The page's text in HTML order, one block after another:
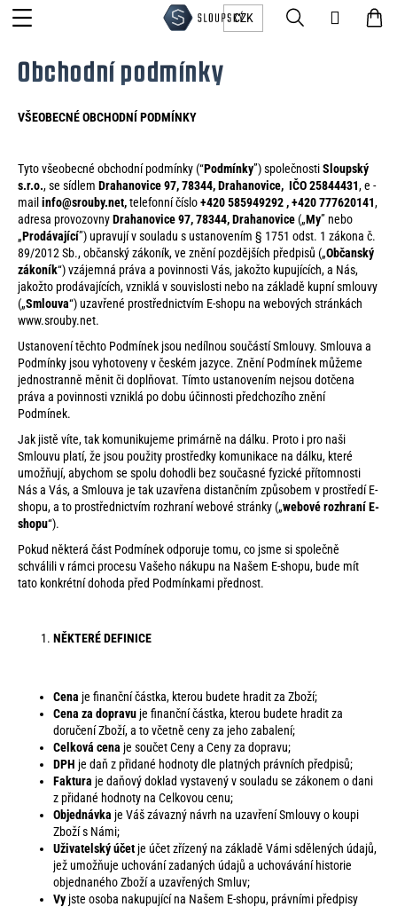
Přejít
Obchod
Spojovací
Fotovoltaika
Železářství,
stavba,
dům
AKCE
-
VÝPRODEJ
-
SLEVY
Služby
Svařování
Vysekávání
plechů
Ohýbání
plechů
Pálení
plechů
laserem
CNC
Soustružení
Kontakty
Měna
(CZK)
CZK
EUR
Přihlášení
CZK Hledat
Menu
Obchodní podmínky
VŠEOBECNÉ OBCHODNÍ PODMÍNKY
Tyto všeobecné obchodní podmínky (“Podmínky”) společnostiSloupský
s.r.o., se sídlem Drahanovice 97,78344, Drahanovice, IČO 25844431, e -
mail info@srouby.net,telefonní číslo+420 585949292 , +420 777620141,
adresa provozovnyDrahanovice 97,78344, Drahanovice („My” nebo
„Prodávající”) upravují v souladu s ustanovením § 1751 odst. 1 zákona č.
89/2012 Sb., občanský zákoník, ve znění pozdějších předpisů („Občanský
zákoník“) vzájemná práva a povinnosti Vás, jakožto kupujících, a Nás,
jakožto prodávajících, vzniklá v souvislosti nebo na základě kupní smlouvy
(„Smlouva“) uzavřené prostřednictvím E-shopu na webových stránkách
www.srouby.net.
Ustanovení těchto Podmínek jsou nedílnou součástí Smlouvy. Smlouva a
Podmínky jsou vyhotoveny v českém jazyce. Znění Podmínek můžeme
jednostranně měnit či doplňovat. Tímto ustanovením nejsou dotčena
práva a povinnosti vzniklá po dobu účinnosti předchozího znění
Podmínek.
Jak jistě víte, tak komunikujeme primárně na dálku. Proto i pro naši
Smlouvu platí, že jsou použity prostředky komunikace na dálku, které
umožňují, abychom se spolu dohodli bez současné fyzické přítomnosti
Nás a Vás, a Smlouva je tak uzavřena distančním způsobem v prostředí E-
shopu, a to prostřednictvím rozhraní webové stránky („webové rozhraní E-
shopu“).
Pokud některá část Podmínek odporuje tomu, co jsme si společně
schválili v rámci procesu Vašeho nákupu na Našem E-shopu, bude mít
tato konkrétní dohoda před Podmínkami přednost.
NĚKTERÉ DEFINICE
Cena je finanční částka, kterou budete hradit za Zboží;
Cena za dopravu je finanční částka, kterou budete hradit za
doručení Zboží, a to včetně ceny za jeho zabalení;
Celková cena je součet Ceny a Ceny za dopravu;
DPH je daň z přidané hodnoty dle platných právních předpisů;
Faktura je daňový doklad vystavený v souladu se zákonem o dani
z přidané hodnoty na Celkovou cenu;
Objednávka je Váš závazný návrh na uzavření Smlouvy o koupi
Zboží s Námi;
Uživatelský účet je účet zřízený na základě Vámi sdělených údajů,
jež umožňuje uchování zadaných údajů a uchovávání historie
objednaného Zboží a uzavřených Smluv;
Vy jste osoba nakupující na Našem E-shopu, právními předpisy
o
o
t
ř
e
b
u
j
e
t
e
n
a
j
í
t
?